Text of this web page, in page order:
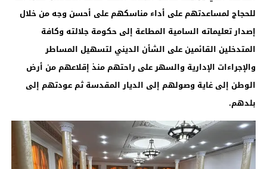
للحجاج لمساعدتهم على أداء مناسكهم على أحسن وجه من خلال
إصدار تعليماته السامية المطاعة إلى حكومة جلالته وكافة
المتدخلين القائمين على الشأن الديني لتسهيل المساطر
والإجراءات الإدارية والسهر على راحتهم منذ إقلاعهم من أرض
الوطن إلى غاية وصولهم إلى الديار المقدسة ثم عودتهم إلى
بلدهم.